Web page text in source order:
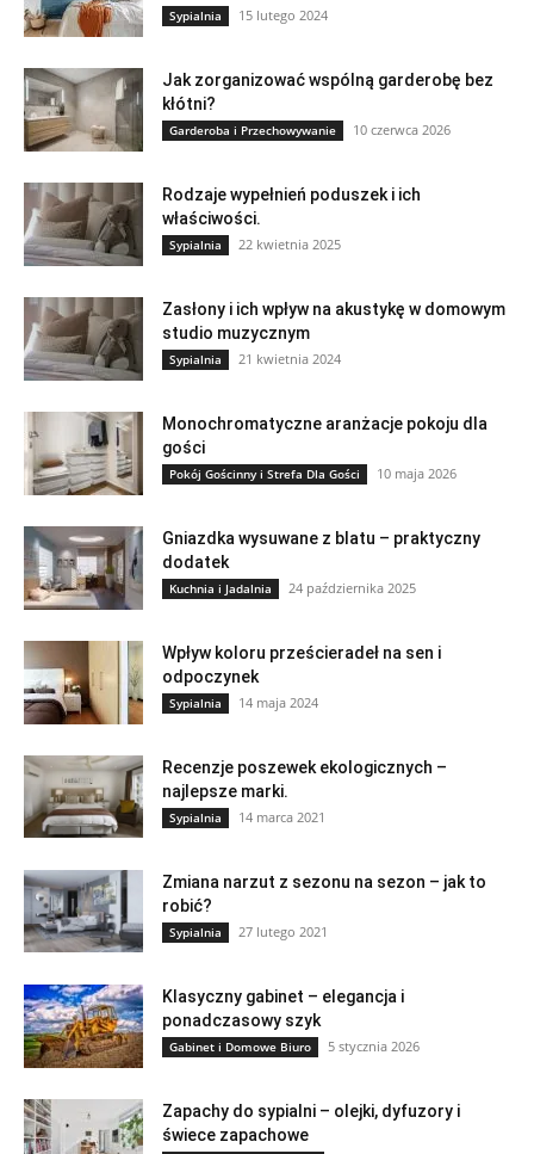
Sypialnia 15 lutego 2024
Jak zorganizować wspólną garderobę bez
kłótni?
Garderoba i Przechowywanie 10 czerwca 2026
Rodzaje wypełnień poduszek i ich
właściwości.
Sypialnia 22 kwietnia 2025
Zasłony i ich wpływ na akustykę w domowym
studio muzycznym
Sypialnia 21 kwietnia 2024
Monochromatyczne aranżacje pokoju dla
gości
Pokój Gościnny i Strefa Dla Gości 10 maja 2026
Gniazdka wysuwane z blatu – praktyczny
dodatek
Kuchnia i Jadalnia 24 października 2025
Wpływ koloru prześcieradeł na sen i
odpoczynek
Sypialnia 14 maja 2024
Recenzje poszewek ekologicznych –
najlepsze marki.
Sypialnia 14 marca 2021
Zmiana narzut z sezonu na sezon – jak to
robić?
Sypialnia 27 lutego 2021
Klasyczny gabinet – elegancja i
ponadczasowy szyk
Gabinet i Domowe Biuro 5 stycznia 2026
Zapachy do sypialni – olejki, dyfuzory i
świece zapachowe